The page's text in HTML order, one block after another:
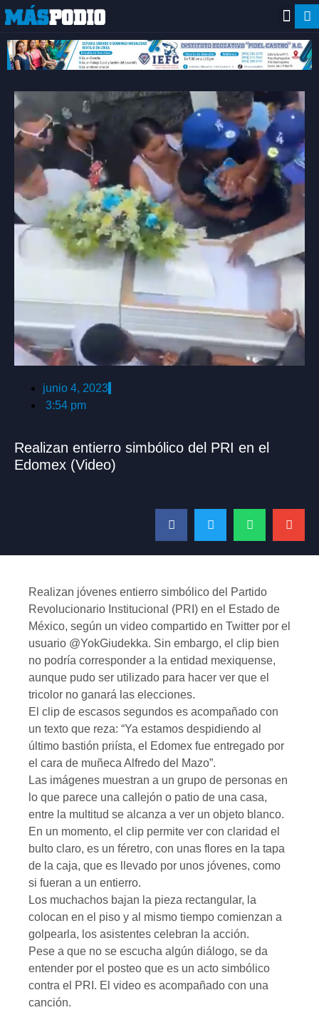
junio 4, 2023
3:54 pm
Realizan entierro simbólico del PRI en el
Edomex (Video)
Realizan jóvenes entierro simbólico del Partido
Revolucionario Institucional (PRI) en el Estado de
México, según un video compartido en Twitter por el
usuario @YokGiudekka. Sin embargo, el clip bien
no podría corresponder a la entidad mexiquense,
aunque pudo ser utilizado para hacer ver que el
tricolor no ganará las elecciones.
El clip de escasos segundos es acompañado con
un texto que reza: “Ya estamos despidiendo al
último bastión priísta, el Edomex fue entregado por
el cara de muñeca Alfredo del Mazo”.
Las imágenes muestran a un grupo de personas en
lo que parece una callejón o patio de una casa,
entre la multitud se alcanza a ver un objeto blanco.
En un momento, el clip permite ver con claridad el
bulto claro, es un féretro, con unas flores en la tapa
de la caja, que es llevado por unos jóvenes, como
si fueran a un entierro.
Los muchachos bajan la pieza rectangular, la
colocan en el piso y al mismo tiempo comienzan a
golpearla, los asistentes celebran la acción.
Pese a que no se escucha algún diálogo, se da
entender por el posteo que es un acto simbólico
contra el PRI. El video es acompañado con una
canción.